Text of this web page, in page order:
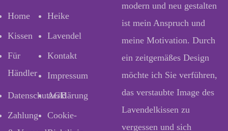
Home
Heike
Kissen
Lavendel
Für
Händler
Kontakt
Impressum
Datenschutzerklärung
AGB
Zahlung
Cookie-
modern und neu gestalten
ist mein Anspruch und
meine Motivation. Durch
ein zeitgemäßes Design
möchte ich Sie verführen,
das verstaubte Image des
Lavendelkissen zu
vergessen und sich